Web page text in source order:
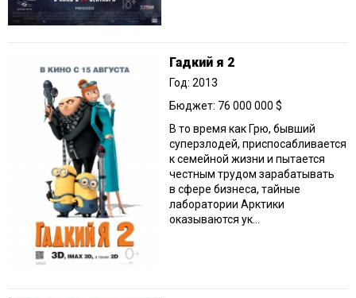
Гадкий я 2
Год: 2013
Бюджет: 76 000 000 $
В то время как Грю, бывший
суперзлодей, приспосабливается
к семейной жизни и пытается
честным трудом зарабатывать
в сфере бизнеса, тайные
лаборатории Арктики
оказываются ук...